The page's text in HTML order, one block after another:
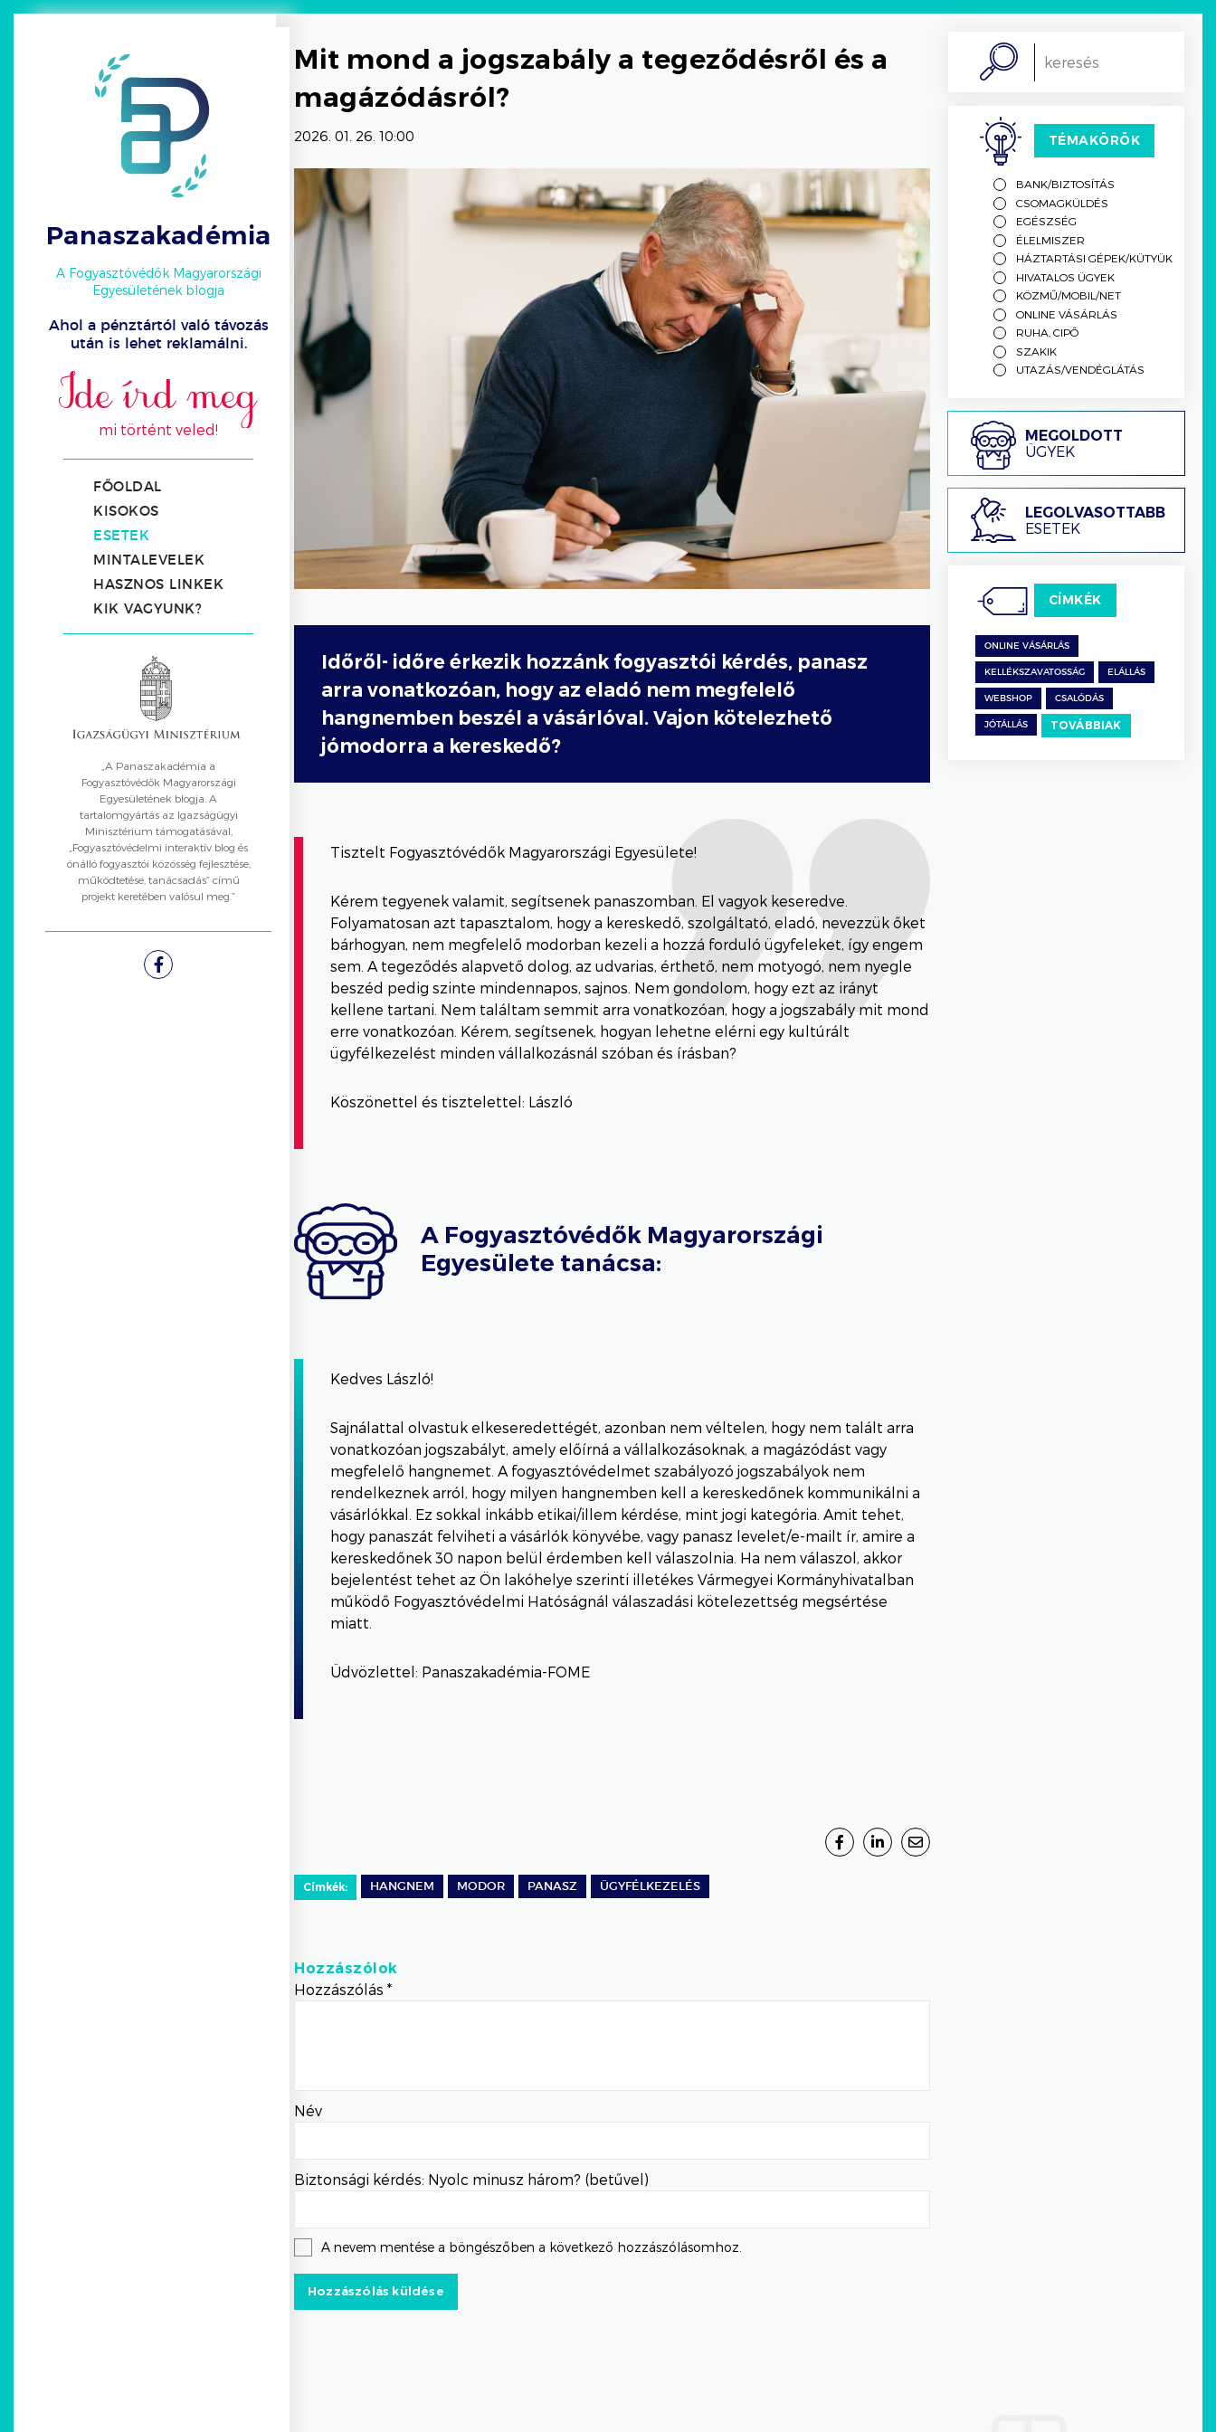
Panaszakadémia
A Fogyasztóvédők Magyarországi
Egyesületének blogja
Ahol a pénztártól való távozás
után is lehet reklamálni.
mi történt veled!
FŐOLDAL
KISOKOS
ESETEK
MINTALEVELEK
HASZNOS LINKEK
KIK VAGYUNK?
„A Panaszakadémia a
Fogyasztóvédők Magyarországi
Egyesületének blogja. A
tartalomgyártás az Igazságügyi
Minisztérium támogatásával,
„Fogyasztóvédelmi interaktív blog és
önálló fogyasztói közösség fejlesztése,
működtetése, tanácsadás” című
projekt keretében valósul meg.”
Facebook
Mit mond a jogszabály a tegeződésről és a
magázódásról?
2026. 01. 26. 10:00
Időről- időre érkezik hozzánk fogyasztói kérdés, panasz
arra vonatkozóan, hogy az eladó nem megfelelő
hangnemben beszél a vásárlóval. Vajon kötelezhető
jómodorra a kereskedő?
Tisztelt Fogyasztóvédők Magyarországi Egyesülete!
Kérem tegyenek valamit, segítsenek panaszomban. El vagyok keseredve.
Folyamatosan azt tapasztalom, hogy a kereskedő, szolgáltató, eladó, nevezzük őket
bárhogyan, nem megfelelő modorban kezeli a hozzá forduló ügyfeleket, így engem
sem. A tegeződés alapvető dolog, az udvarias, érthető, nem motyogó, nem nyegle
beszéd pedig szinte mindennapos, sajnos. Nem gondolom, hogy ezt az irányt
kellene tartani. Nem találtam semmit arra vonatkozóan, hogy a jogszabály mit mond
erre vonatkozóan. Kérem, segítsenek, hogyan lehetne elérni egy kultúrált
ügyfélkezelést minden vállalkozásnál szóban és írásban?
Köszönettel és tisztelettel: László
A Fogyasztóvédők Magyarországi
Egyesülete tanácsa:
Kedves László!
Sajnálattal olvastuk elkeseredettégét, azonban nem véltelen, hogy nem talált arra
vonatkozóan jogszabályt, amely előírná a vállalkozásoknak, a magázódást vagy
megfelelő hangnemet. A fogyasztóvédelmet szabályozó jogszabályok nem
rendelkeznek arról, hogy milyen hangnemben kell a kereskedőnek kommunikálni a
vásárlókkal. Ez sokkal inkább etikai/illem kérdése, mint jogi kategória. Amit tehet,
hogy panaszát felviheti a vásárlók könyvébe, vagy panasz levelet/e-mailt ír, amire a
kereskedőnek 30 napon belül érdemben kell válaszolnia. Ha nem válaszol, akkor
bejelentést tehet az Ön lakóhelye szerinti illetékes Vármegyei Kormányhivatalban
működő Fogyasztóvédelmi Hatóságnál válaszadási kötelezettség megsértése
miatt.
Üdvözlettel: Panaszakadémia-FOME
Címkék: HANGNEM MODOR PANASZ ÜGYFÉLKEZELÉS
Hozzászólok
Hozzászólás *
Név
Biztonsági kérdés: Nyolc minusz három? (betűvel)
A nevem mentése a böngészőben a következő hozzászólásomhoz.
Search
TÉMAKÖRÖK
BANK/BIZTOSÍTÁS
CSOMAGKÜLDÉS
EGÉSZSÉG
ÉLELMISZER
HÁZTARTÁSI GÉPEK/KÜTYÜK
HIVATALOS ÜGYEK
KÖZMŰ/MOBIL/NET
ONLINE VÁSÁRLÁS
RUHA, CIPŐ
SZAKIK
UTAZÁS/VENDÉGLÁTÁS
Megoldott
ügyek
MEGOLDOTT
ÜGYEK
Legolvasottabb
esetek
LEGOLVASOTTABB
ESETEK
CÍMKÉK
ONLINE VÁSÁRLÁS
KELLÉKSZAVATOSSÁG ELÁLLÁS
WEBSHOP CSALÓDÁS
JÓTÁLLÁS TOVÁBBIAK